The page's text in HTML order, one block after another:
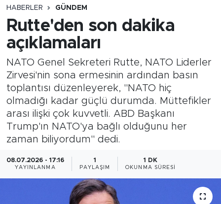
HABERLER GÜNDEM
Rutte'den son dakika
açıklamaları
NATO Genel Sekreteri Rutte, NATO Liderler
Zirvesi'nin sona ermesinin ardından basın
toplantısı düzenleyerek, "NATO hiç
olmadığı kadar güçlü durumda. Müttefikler
arası ilişki çok kuvvetli. ABD Başkanı
Trump'ın NATO'ya bağlı olduğunu her
zaman biliyordum" dedi.
08.07.2026 - 17:16
YAYINLANMA
1
PAYLAŞIM
1 DK
OKUNMA SÜRESI
Gündem
İlçeler
Kültür- Sanat
Magazin
Özel Haber
Resmi İlanlar
Tüm Manşetler
Son Dakika Haberleri
Haber Arşivi